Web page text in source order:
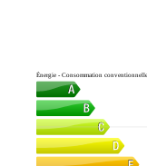
Énergie - Consommation conventionnelle